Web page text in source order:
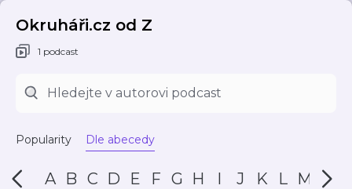
Okruháři.cz od Z
1 podcast
Popularity Dle abecedy
A B C D E F G H I J K L M N